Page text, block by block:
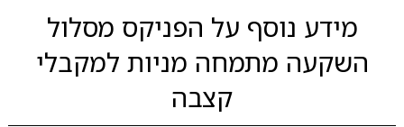
מידע נוסף על הפניקס מסלול
השקעה מתמחה מניות למקבלי
קצבה